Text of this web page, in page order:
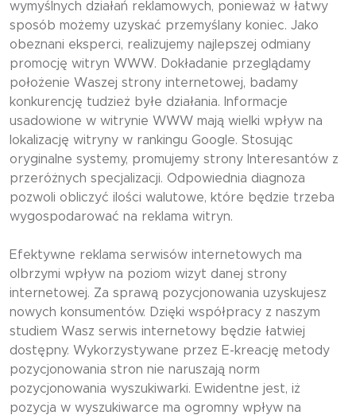
wymyślnych działań reklamowych, ponieważ w łatwy
sposób możemy uzyskać przemyślany koniec. Jako
obeznani eksperci, realizujemy najlepszej odmiany
promocję witryn WWW. Dokładanie przeglądamy
położenie Waszej strony internetowej, badamy
konkurencję tudzież byłe działania. Informacje
usadowione w witrynie WWW mają wielki wpływ na
lokalizację witryny w rankingu Google. Stosując
oryginalne systemy, promujemy strony Interesantów z
przeróżnych specjalizacji. Odpowiednia diagnoza
pozwoli obliczyć ilości walutowe, które będzie trzeba
wygospodarować na reklama witryn.
Efektywne reklama serwisów internetowych ma
olbrzymi wpływ na poziom wizyt danej strony
internetowej. Za sprawą pozycjonowania uzyskujesz
nowych konsumentów. Dzięki współpracy z naszym
studiem Wasz serwis internetowy będzie łatwiej
dostępny. Wykorzystywane przez E-kreację metody
pozycjonowania stron nie naruszają norm
pozycjonowania wyszukiwarki. Ewidentne jest, iż
pozycja w wyszukiwarce ma ogromny wpływ na